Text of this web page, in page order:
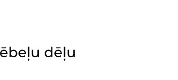
dēļu